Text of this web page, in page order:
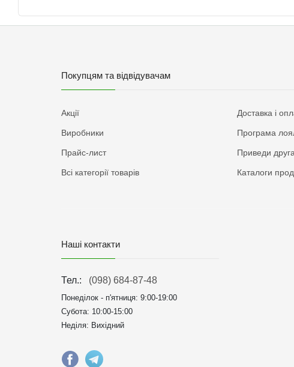
Покупцям та відвідувачам
Акції
Виробники
Прайс-лист
Всі категорії товарів
Доставка і
Програма
Приведи друга
Каталоги
Наші контакти
Тел.: (098) 684-87-48
Понеділок - п'ятниця: 9:00-19:00
Субота: 10:00-15:00
Неділя: Вихідний